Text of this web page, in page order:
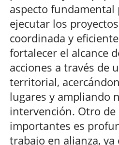
aspecto fundamental
ejecutar los
coordinada y
fortalecer el alcance
acciones a través de
territorial,
lugares y ampliando
intervención. Otro de
importantes es
trabajo en alianza,